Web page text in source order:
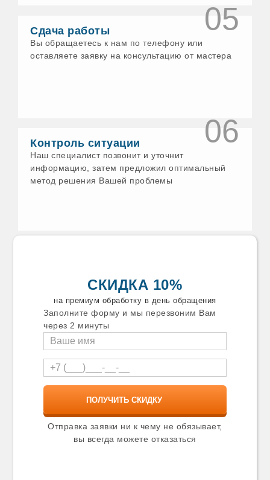
05
Сдача работы
Вы обращаетесь к нам по телефону или
оставляете заявку на консультацию от мастера
06
Контроль ситуации
Наш специалист позвонит и уточнит
информацию, затем предложил оптимальный
метод решения Вашей проблемы
СКИДКА 10%
на премиум обработку в день обращения
Заполните форму и мы перезвоним Вам
через 2 минуты
Отправка заявки ни к чему не обязывает,
вы всегда можете отказаться